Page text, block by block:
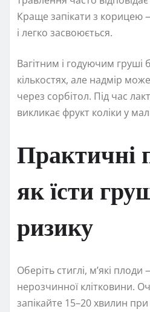
Краще запікати з корицею
і легко засвоюється.
Вагітним і годуючим груші
кількостях, але надмір
через сорбітол. Під час
викликає фрукт коліки у
Практичні
як їсти
ризику
Оберіть стиглі, м’які
нерозчинної клітковини.
запікайте 15–20 хвилин